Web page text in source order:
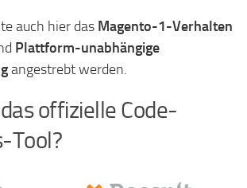
auch hier das Magento-1-Verhalten
Plattform-unabhängige
angestrebt werden.
offizielle Code-
Tool?